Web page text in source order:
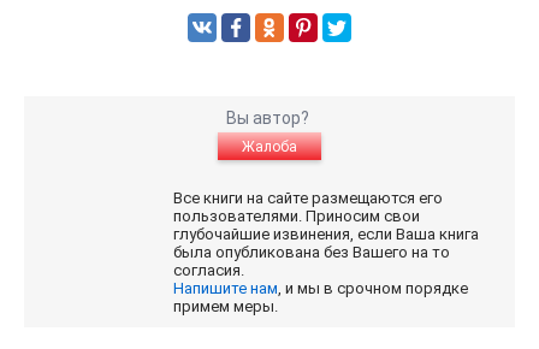
Вы автор?
Жалоба
Все книги на сайте размещаются его
пользователями. Приносим свои
глубочайшие извинения, если Ваша книга
была опубликована без Вашего на то
согласия.
Напишите нам , и мы в срочном порядке
примем меры.